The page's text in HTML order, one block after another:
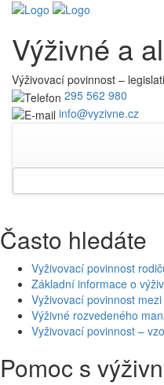
Výživné a
Výživovací povinnost –
295 562 980
info@vyzivne.cz
Search
for
Často hledáte
Vyživovací povinnost
Základní informace o
Vyživovací povinnost
Výživné rozvedeného
Vyživovací povinnost –
Pomoc s